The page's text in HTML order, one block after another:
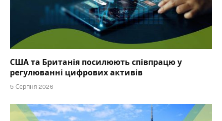
США та Британія посилюють співпрацю у
регулюванні цифрових активів
5 Серпня 2026